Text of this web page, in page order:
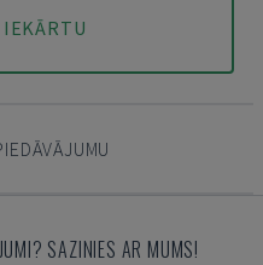
SAZINIES AR MUMS!